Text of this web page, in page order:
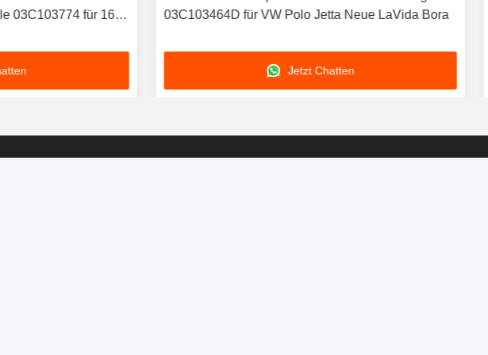
03C103774 für 16V
03C103464D für VW Polo Jetta Neue LaVida Bora
Jetzt Chatten